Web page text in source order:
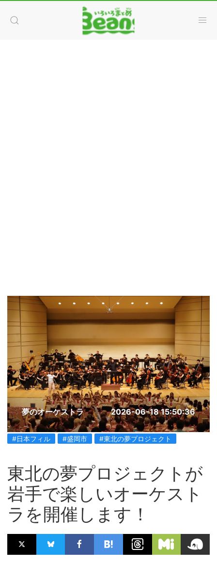
夢のオーケストラ 2026-06-18 15:50:36
#日本フィル #盛岡市 #東北の夢プロジェクト
東北の夢プロジェクトが
岩手で楽しいオーケスト
ラを開催します！